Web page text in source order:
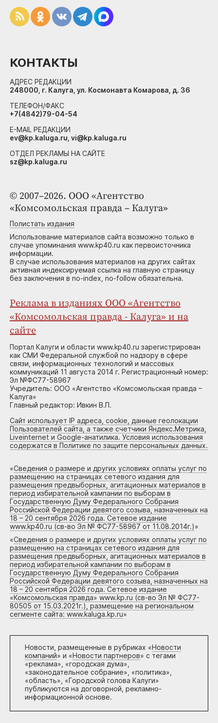
© 2007–2026. ООО «Агентство
«Комсомольская правда – Калуга»
Полистать издания
Использование материалов сайта возможно только в
случае упоминания www.kp40.ru как первоисточника
информации.
В случае использования материалов на других сайтах
активная индексируемая ссылка на главную страницу
без заключения в no-index, no-follow обязательна.
Реклама в изданиях ООО «Агентство
«Комсомольская правда - Калуга» и на
сайте
Портал Калуги и области www.kp40.ru зарегистрирован
как СМИ Федеральной службой по надзору в сфере
связи, информационных технологий и массовых
коммуникаций 11 августа 2014 г. Регистрационный номер:
Эл №ФС77-58967
Учредитель: ООО «Агентство «Комсомольская правда –
Калуга»
Главный редактор: Ивкин В.П.
Сайт использует IP адреса, cookie, данные геолокации
Пользователей сайта, а также счетчики Яндекс.Метрика,
Liveinternet и Google-анатилика. Условия использования
содержатся в Политике по защите персональных данных.
«Сведения о размере и других условиях оплаты услуг по
размещению на страницах сетевого издания для
размещения предвыборных, агитационных материалов в
период избирательной кампании по выборам в
Государственную Думу Федерального Собрания
Российской Федерации девятого созыва, назначенных на
18 – 20 сентября 2026 года. Сетевое издание
www.kp40.ru (св-во Эл № ФС77-58967 от 11.08.2014г.)»
«Сведения о размере и других условиях оплаты услуг по
размещению на страницах сетевого издания для
размещения предвыборных, агитационных материалов в
период избирательной кампании по выборам в
Государственную Думу Федерального Собрания
Российской Федерации девятого созыва, назначенных на
18 – 20 сентября 2026 года. Сетевое издание
«Комсомольская правда» www.kp.ru (св-во Эл № ФС77-
80505 от 15.03.2021г.), размещение на региональном
сегменте сайта: www.kaluga.kp.ru»
Новости, размещенные в рубриках «Новости
компаний» и «Новости партнеров» с тегами
«реклама», «городская дума»,
«законодательное собрание», «политика»,
«область», «Городской голова Калуги»
публикуются на договорной, рекламно-
информационной основе.
КОНТАКТЫ
АДРЕС РЕДАКЦИИ
248000, г. Калуга, ул. Космонавта Комарова, д. 36
ТЕЛЕФОН/ФАКС
+7(4842)79-04-54
E-MAIL РЕДАКЦИИ
ev@kp.kaluga.ru, vi@kp.kaluga.ru
ОТДЕЛ РЕКЛАМЫ НА САЙТЕ
sz@kp.kaluga.ru